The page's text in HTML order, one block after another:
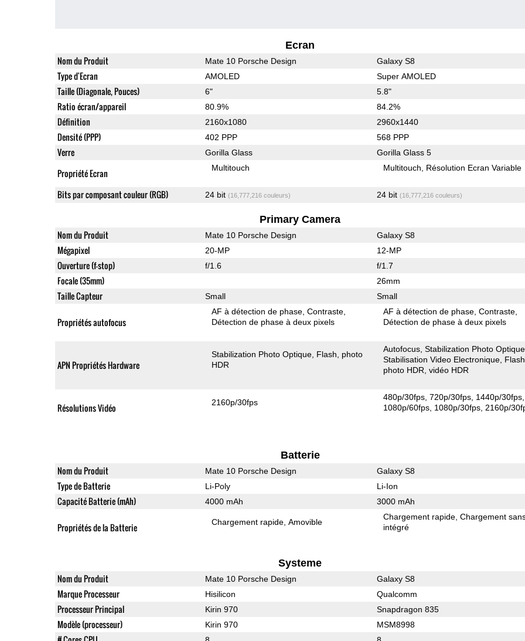
Ecran
Nom du Produit Mate 10 Porsche Design Galaxy S8
Type d'Ecran AMOLED Super AMOLED
Taille (Diagonale, Pouces) 6" 5.8"
Ratio écran/appareil 80.9% 84.2%
Définition 2160x1080 2960x1440
Densité (PPP) 402 PPP 568 PPP
Verre Gorilla Glass Gorilla Glass 5
Propriété Ecran Multitouch Multitouch Résolution Ecran Variable
Bits par composant couleur (RGB) 24 bit (16,777,216 couleurs) 24 bit (16,777,216 couleurs)
Primary Camera
Nom du Produit Mate 10 Porsche Design Galaxy S8
Mégapixel 20-MP 12-MP
Ouverture (f-stop) f/1.6 f/1.7
Focale (35mm) 26mm
Taille Capteur Small Small
Propriétés autofocus
AF à détection de phase Contraste
Détection de phase à deux pixels
AF à détection de phase Contraste
Détection de phase à deux pixels
APN Propriétés Hardware
Stabilization Photo Optique Flash
photo
HDR
Autofocus Stabilization Photo Optique
Stabilisation Video Electronique Flash
photo HDR vidéo HDR
Résolutions Vidéo 2160p/30fps
480p/30fps 720p/30fps 1440p/30fps
1080p/60fps 1080p/30fps 2160p/
Batterie
Nom du Produit Mate 10 Porsche Design Galaxy S8
Type de Batterie Li-Poly Li-Ion
Capacité Batterie (mAh) 4000 mAh 3000 mAh
Propriétés de la Batterie Chargement rapide Amovible
Chargement rapide Chargement
intégré
Systeme
Nom du Produit Mate 10 Porsche Design Galaxy S8
Marque Processeur Hisilicon Qualcomm
Processeur Principal Kirin 970 Snapdragon 835
Modèle (processeur) Kirin 970 MSM8998